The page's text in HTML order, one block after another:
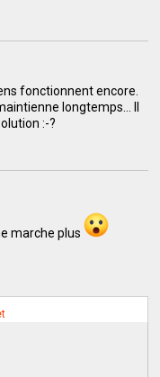
fonctionnent encore.
longtemps... Il
:-?
marche plus